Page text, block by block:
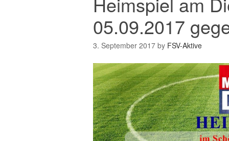
05.09.2017
3. September 2017 by FSV-Aktive